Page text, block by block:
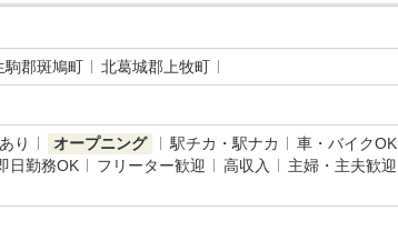
駒郡斑鳩町 北葛城郡上牧町
り オープニング 駅チカ・駅ナカ
車・バイクOK
日勤務OK フリーター歓迎 高収入
主婦・主夫歓迎